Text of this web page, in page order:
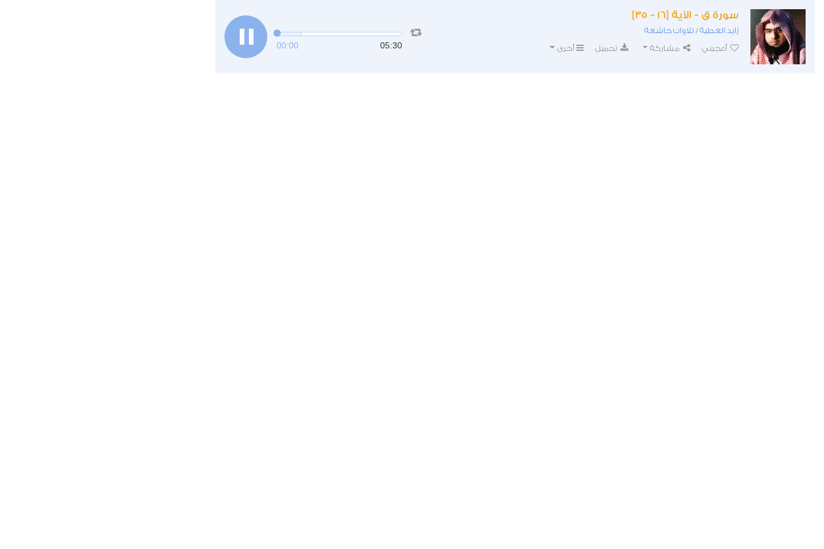
سورة ق - الآية [16 - 35]
زايد العطية/ تلاوات خاشعة
أعجبني
مشاركة تحميل أخرى 00:00 05:30